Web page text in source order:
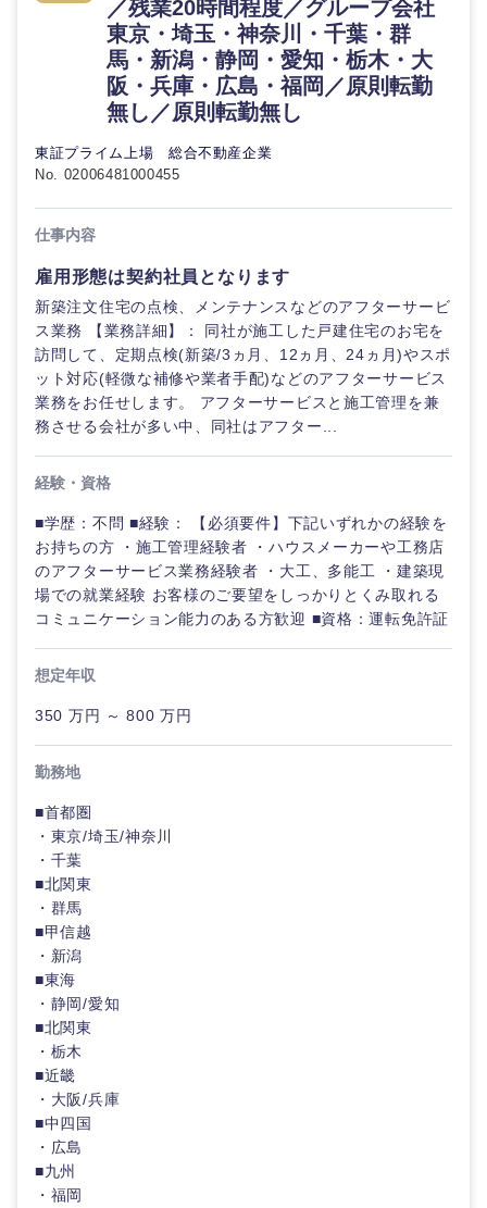
専門職
技術職
（IT）、
Webサー
ビス・制
作、ゲー
ム
技術職
くり）
金融専門
職
メディカ
ル
不動産専
建設・施
工管理
技術職（モノづくり）
金融専門職
メディカル
不動産専門職
建設・施工管理
事務職
その他
小売・通販・外食
IT・通信
WEBサービス
コンサル・シンクタンク
広告・宣伝・印刷
マスメディア
エンターテイメント
法律・特許事務所・監査法人
人材・アウトソーシング
サービス
その他
関東地方
茨城県 栃木県
群馬県
神奈川県
フルリモート
年間休日120日以
上
完全週休2日制 社宅・家賃補助有
／残業20時間程度／グループ会社
東京・埼玉・神奈川・千葉・群
馬・新潟・静岡・愛知・栃木・大
阪・兵庫・広島・福岡／原則転勤
無し／原則転勤無し
東証プライム上場 総合不動産企業
No. 02006481000455
仕事内容
雇用形態は契約社員となります
新築注文住宅の点検、メンテナンスなどのアフターサービ
ス業務 【業務詳細】： 同社が施工した戸建住宅のお宅を
訪問して、定期点検(新築/3ヵ月、12ヵ月、24ヵ月)やスポ
ット対応(軽微な補修や業者手配)などのアフターサービス
業務をお任せします。 アフターサービスと施工管理を兼
務させる会社が多い中、同社はアフター...
経験・資格
■学歴：不問 ■経験： 【必須要件】下記いずれかの経験を
お持ちの方 ・施工管理経験者 ・ハウスメーカーや工務店
のアフターサービス業務経験者 ・大工、多能工 ・建築現
場での就業経験 お客様のご要望をしっかりとくみ取れる
コミュニケーション能力のある方歓迎 ■資格：運転免許証
想定年収
350 万円 ～ 800 万円
勤務地
■首都圏
・東京/埼玉/神奈川
・千葉
■北関東
・群馬
■甲信越
・新潟
■東海
・静岡/愛知
■北関東
・栃木
■近畿
・大阪/兵庫
■中四国
・広島
■九州
・福岡